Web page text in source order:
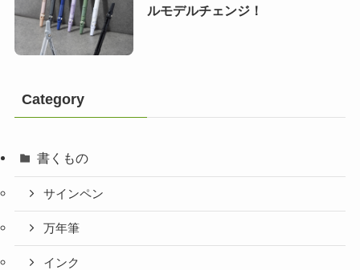
ルモデルチェンジ！
Category
書くもの
サインペン
万年筆
インク